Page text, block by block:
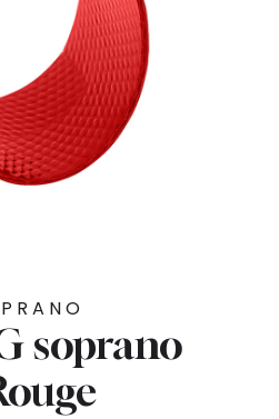
soprano